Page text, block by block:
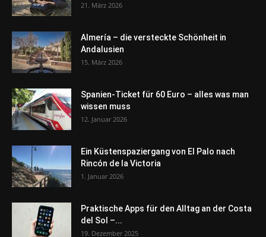
21. März 2026
Almería – die versteckte Schönheit in
Andalusien
15. März 2026
Spanien-Ticket für 60 Euro – alles was man
wissen muss
12. Januar 2026
Ein Küstenspaziergang von El Palo nach
Rincón de la Victoria
1. Januar 2026
Praktische Apps für den Alltag an der Costa
del Sol –...
19. Dezember 2025